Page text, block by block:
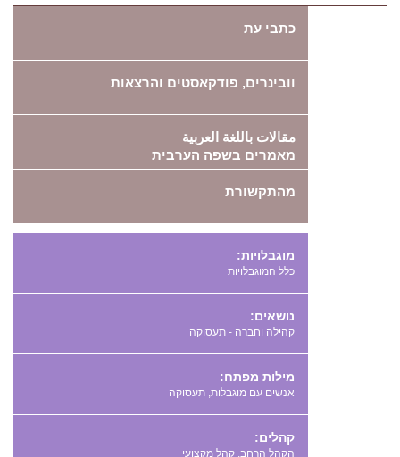
כתבי עת
וובינרים, פודקאסטים והרצאות
مقالات باللغة العربية
מאמרים בשפה הערבית
מהתקשורת
מוגבלויות:
כלל המוגבלויות
נושאים:
קהילה וחברה - תעסוקה
מילות מפתח:
,
קהלים:
הקהל הרחב, קהל מקצועי